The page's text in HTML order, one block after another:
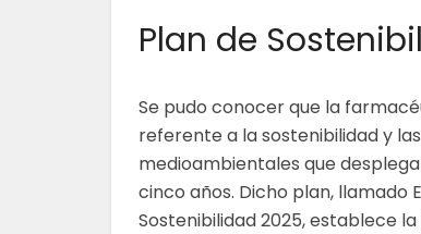
Plan de
Se pudo conocer que la
referente a la sostenibilidad y
medioambientales que
cinco años. Dicho plan, llamado
Sostenibilidad 2025, establece